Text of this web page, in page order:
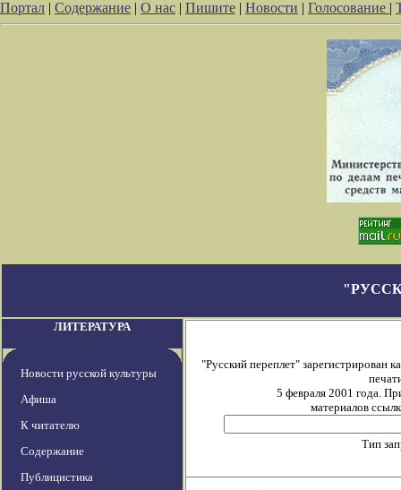
Портал | Содержание | О нас | Пишите | Новости | Голосование |
ЛИТЕРАТУРА
Новости русской культуры
Афиша
К читателю
Содержание
Публицистика
"Русский переплет" зарегистрирован
5 февраля 2001 года.
материалов
Тип